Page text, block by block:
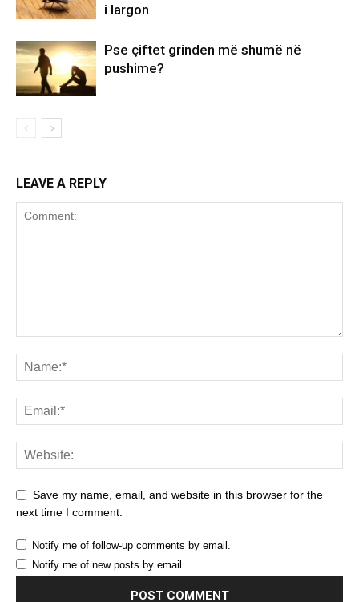
i largon
Pse çiftet grinden më shumë në
pushime?
LEAVE A REPLY
Save my name, email, and website in this browser for the
next time I comment.
Notify me of follow-up comments by email.
Notify me of new posts by email.